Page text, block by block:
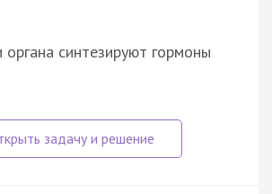
органа синтезируют гормоны